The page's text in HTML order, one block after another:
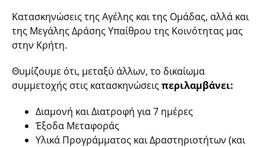
Κατασκηνώσεις της Αγέλης και της Ομάδας, αλλά και
της Μεγάλης Δράσης Υπαίθρου της Κοινότητας μας
στην Κρήτη.
Θυμίζουμε ότι, μεταξύ άλλων, το δικαίωμα
συμμετοχής στις κατασκηνώσειςπεριλαμβάνει:
Διαμονή και Διατροφή για 7 ημέρες
Έξοδα Μεταφοράς
Υλικά Προγράμματος και Δραστηριοτήτων (και